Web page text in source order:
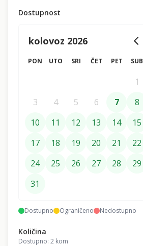
Dostupnost
kolovoz 2026
PON UTO SRI ČET PET SUB
1
3
4 5 6 7 8
10
11 12 13 14 15
17
18 19 20 21 22
24
25 26 27 28 29
31
Dostupno Ograničeno Nedostupno
Količina
Dostupno: 2 kom